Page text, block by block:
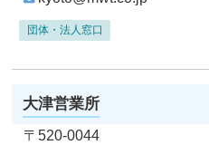
団体・法人窓口
大津営業所
〒520-0044